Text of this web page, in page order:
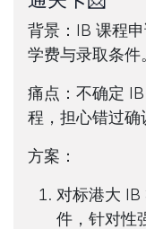
背景 ：IB 课程
学费与录取条件
痛点 ：不确定
程，担心错过确
方案 ：
对标港大 IB
件，针对性